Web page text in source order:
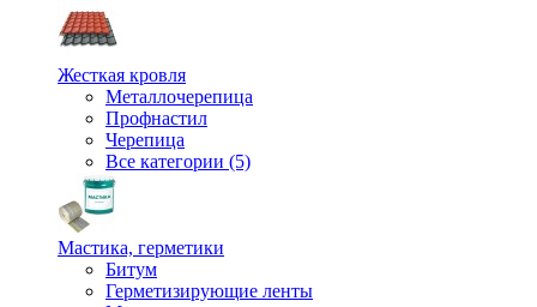
Жесткая кровля
Металлочерепица
Профнастил
Черепица
Все категории (5)
Мастика, герметики
Битум
Герметизирующие ленты